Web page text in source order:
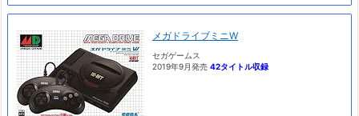
メガドライブミニW
セガゲームス
2019年9月発売 42タイトル収録